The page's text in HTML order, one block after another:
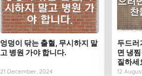
엉덩이 닦는 출혈, 무시하지 말
고 병원 가야 합니다.
21 December, 2024
두드러
면 냉
질하세
12